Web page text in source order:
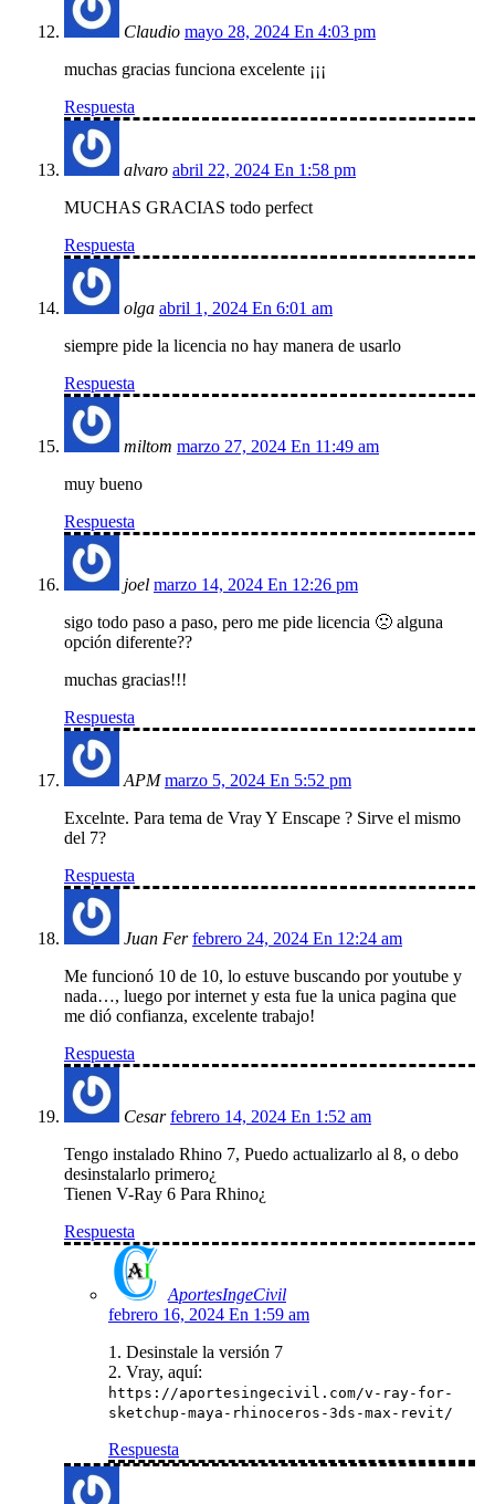
Claudio mayo 28, 2024 En 4:03 pm
muchas gracias funciona excelente ¡¡¡
Respuesta
alvaro abril 22, 2024 En 1:58 pm
MUCHAS GRACIAS todo perfect
Respuesta
olga abril 1, 2024 En 6:01 am
siempre pide la licencia no hay manera de usarlo
Respuesta
miltom marzo 27, 2024 En 11:49 am
muy bueno
Respuesta
joel marzo 14, 2024 En 12:26 pm
sigo todo paso a paso, pero me pide licencia 🙁 alguna
opción diferente??
muchas gracias!!!
Respuesta
APM marzo 5, 2024 En 5:52 pm
Excelnte. Para tema de Vray Y Enscape ? Sirve el mismo
del 7?
Respuesta
Juan Fer febrero 24, 2024 En 12:24 am
Me funcionó 10 de 10, lo estuve buscando por youtube y
nada…, luego por internet y esta fue la unica pagina que
me dió confianza, excelente trabajo!
Respuesta
Cesar febrero 14, 2024 En 1:52 am
Tengo instalado Rhino 7, Puedo actualizarlo al 8, o debo
desinstalarlo primero¿
Tienen V-Ray 6 Para Rhino¿
Respuesta
AportesIngeCivil
febrero 16, 2024 En 1:59 am
1. Desinstale la versión 7
2. Vray, aquí:
https://aportesingecivil.com/v-ray-for-
sketchup-maya-rhinoceros-3ds-max-revit/
Respuesta